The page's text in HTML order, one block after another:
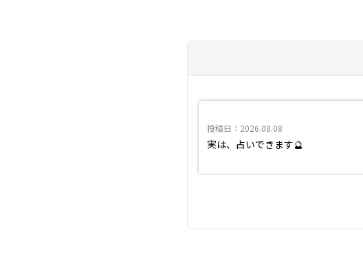
投稿日：2026.08.08
実は、占いできます🔮